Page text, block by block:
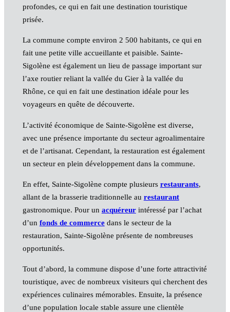
profondes, ce qui en fait une destination touristique
prisée.
La commune compte environ 2 500 habitants, ce qui en
fait une petite ville accueillante et paisible. Sainte-
Sigolène est également un lieu de passage important sur
l’axe routier reliant la vallée du Gier à la vallée du
Rhône, ce qui en fait une destination idéale pour les
voyageurs en quête de découverte.
L’activité économique de Sainte-Sigolène est diverse,
avec une présence importante du secteur agroalimentaire
et de l’artisanat. Cependant, la restauration est également
un secteur en plein développement dans la commune.
En effet, Sainte-Sigolène compte plusieurs restaurants,
allant de la brasserie traditionnelle au restaurant
gastronomique. Pour un acquéreurintéressé par l’achat
d’un fonds de commercedans le secteur de la
restauration, Sainte-Sigolène présente de nombreuses
opportunités.
Tout d’abord, la commune dispose d’une forte attractivité
touristique, avec de nombreux visiteurs qui cherchent des
expériences culinaires mémorables. Ensuite, la présence
d’une population locale stable assure une clientèle